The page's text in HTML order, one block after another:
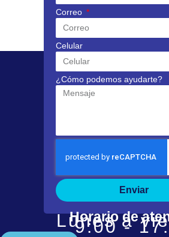
Correo
Celular
¿Cómo podemos ayudarte?
Enviar
Horario de
Lunes a
9:00 -